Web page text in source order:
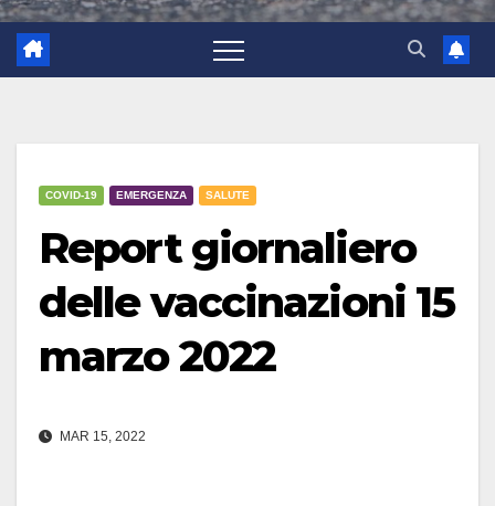
COVID-19 EMERGENZA SALUTE
Report giornaliero
delle vaccinazioni 15
marzo 2022
MAR 15, 2022